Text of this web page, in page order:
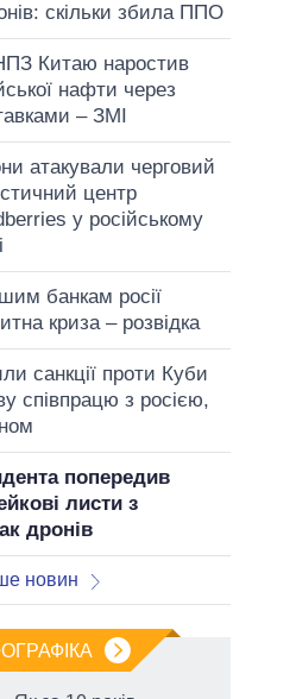
скільки збила ППО
Китаю наростив
нафти через
– ЗМІ
атакували черговий
центр
у російському
банкам росії
криза – розвідка
санкції проти Куби
співпрацю з росією,
попередив
листи з
дронів
новин